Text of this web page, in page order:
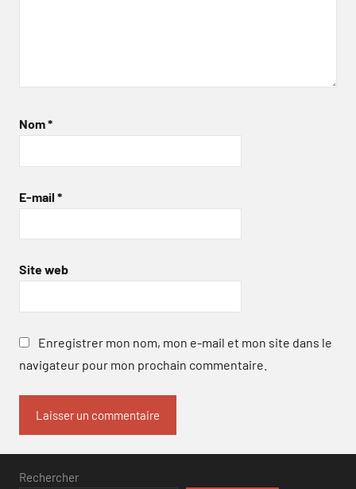
Nom*
E-mail *
Site web
Enregistrer mon nom, mon e-mail et mon site dans le
navigateur pour mon prochain commentaire.
Rechercher